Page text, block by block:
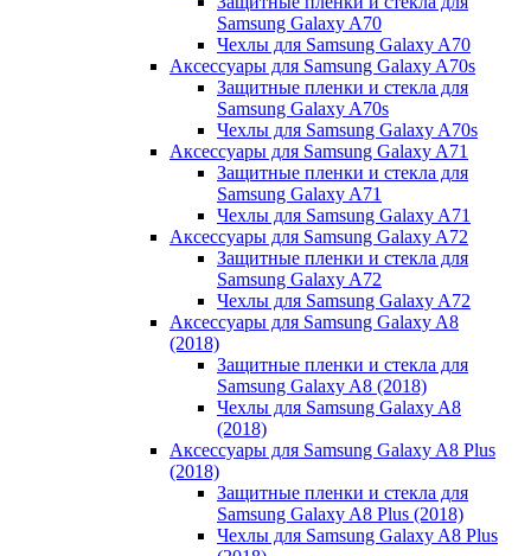
Samsung Galaxy A70
Чехлы для Samsung Galaxy A70
Аксессуары для Samsung Galaxy A70s
Защитные пленки и стекла для
Samsung Galaxy A70s
Чехлы для Samsung Galaxy A70s
Аксессуары для Samsung Galaxy A71
Защитные пленки и стекла для
Samsung Galaxy A71
Чехлы для Samsung Galaxy A71
Аксессуары для Samsung Galaxy A72
Защитные пленки и стекла для
Samsung Galaxy A72
Чехлы для Samsung Galaxy A72
Аксессуары для Samsung Galaxy A8
(2018)
Защитные пленки и стекла для
Samsung Galaxy A8 (2018)
Чехлы для Samsung Galaxy A8
(2018)
Аксессуары для Samsung Galaxy A8 Plus
(2018)
Защитные пленки и стекла для
Samsung Galaxy A8 Plus (2018)
Чехлы для Samsung Galaxy A8 Plus